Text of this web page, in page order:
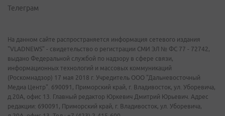
Телеграм
На данном сайте распространяется информация сетевого издания
"VLADNEWS" - свидетельство о регистрации СМИ ЭЛ № ФС 77 - 72742,
выдано Федеральной службой по надзору в сфере связи,
информационных технологий и массовых коммуникаций
(Роскомнадзор) 17 мая 2018 г. Учредитель ООО "Дальневосточный
Медиа Центр". 690091, Приморский край, г. Владивосток, ул. Уборевича,
д.20А, офис 13. Главный редактор Юркевич Дмитрий Юрьевич. Адрес
редакции: 690091, Приморский край, г. Владивосток, ул. Уборевича,